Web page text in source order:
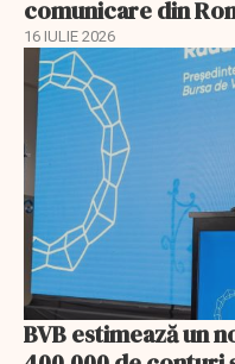
comunicare din
16 IULIE 2026
BVB estimează un